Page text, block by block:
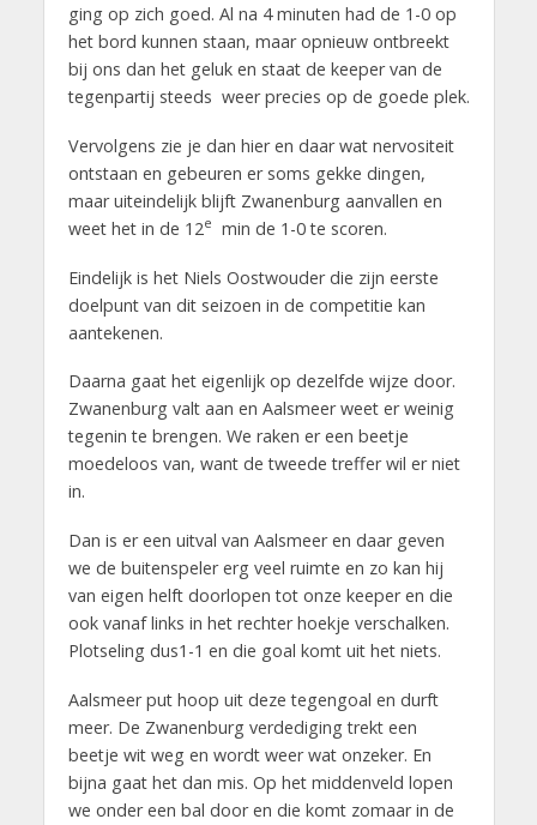
ging op zich goed. Al na 4 minuten had de 1-0 op
het bord kunnen staan, maar opnieuw ontbreekt
bij ons dan het geluk en staat de keeper van de
tegenpartij steeds weer precies op de goede plek.
Vervolgens zie je dan hier en daar wat nervositeit
ontstaan en gebeuren er soms gekke dingen,
maar uiteindelijk blijft Zwanenburg aanvallen en
weet het in de 12e min de 1-0 te scoren.
Eindelijk is het Niels Oostwouder die zijn eerste
doelpunt van dit seizoen in de competitie kan
aantekenen.
Daarna gaat het eigenlijk op dezelfde wijze door.
Zwanenburg valt aan en Aalsmeer weet er weinig
tegenin te brengen. We raken er een beetje
moedeloos van, want de tweede treffer wil er niet
in.
Dan is er een uitval van Aalsmeer en daar geven
we de buitenspeler erg veel ruimte en zo kan hij
van eigen helft doorlopen tot onze keeper en die
ook vanaf links in het rechter hoekje verschalken.
Plotseling dus1-1 en die goal komt uit het niets.
Aalsmeer put hoop uit deze tegengoal en durft
meer. De Zwanenburg verdediging trekt een
beetje wit weg en wordt weer wat onzeker. En
bijna gaat het dan mis. Op het middenveld lopen
we onder een bal door en die komt zomaar in de